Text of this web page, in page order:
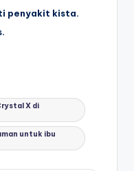
penyakit kista.
X di
untuk ibu